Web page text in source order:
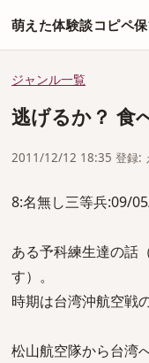
萌えた体験談コピペ
ジャンル一覧
逃げるか？ 食
2011/12/12 18:35 登録:
8:名無し三等兵:09/
ある予科練生達の話
す）。
時期は台湾沖航空戦
松山航空隊から台湾